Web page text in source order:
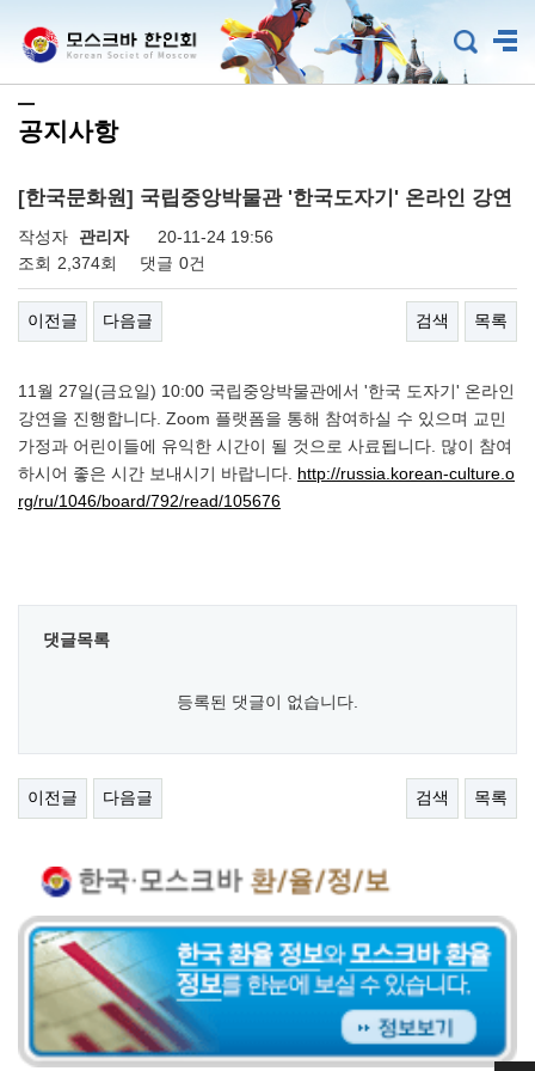
공지사항
[한국문화원] 국립중앙박물관 '한국도자기' 온라인 강연
작성자 관리자
20-11-24 19:56
조회 2,374회 댓글 0건
이전글 다음글 검색 목록
11월 27일(금요일) 10:00 국립중앙박물관에서 '한국 도자기' 온라인
강연을 진행합니다. Zoom 플랫폼을 통해 참여하실 수 있으며 교민
가정과 어린이들에 유익한 시간이 될 것으로 사료됩니다. 많이 참여
하시어 좋은 시간 보내시기 바랍니다. http://russia.korean-culture.o
rg/ru/1046/board/792/read/105676
댓글목록
등록된 댓글이 없습니다.
이전글 다음글 검색 목록